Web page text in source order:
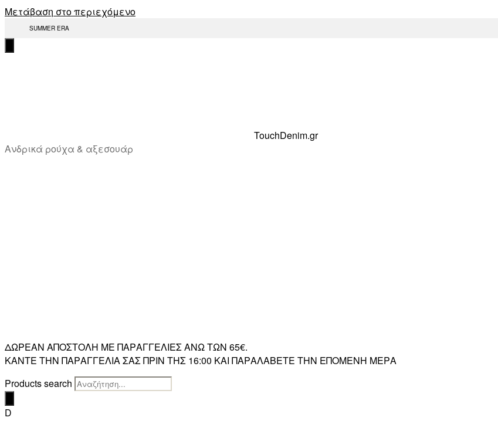
Μετάβαση στο περιεχόμενο
SUMMER ERA
TouchDenim.gr
Ανδρικά ρούχα & αξεσουάρ
ΔΩΡΕΑΝ ΑΠΟΣΤΟΛΗ ΜΕ ΠΑΡΑΓΓΕΛΙΕΣ ΑΝΩ ΤΩΝ 65€.
ΚΑΝΤΕ ΤΗΝ ΠΑΡΑΓΓΕΛΙΑ ΣΑΣ ΠΡΙΝ ΤΗΣ 16:00 ΚΑΙ ΠΑΡΑΛΑΒΕΤΕ ΤΗΝ ΕΠΟΜΕΝΗ ΜΕΡΑ
Products search
D